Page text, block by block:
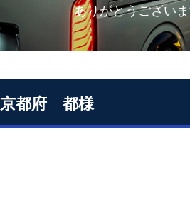
ありがとうござい
京都府 都様